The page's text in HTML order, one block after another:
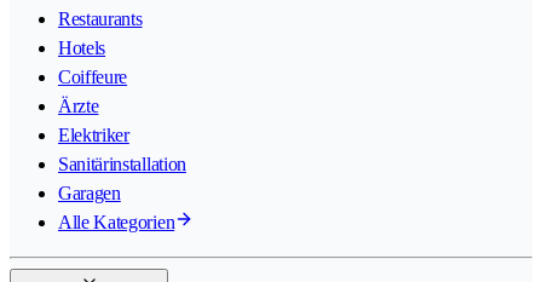
Restaurants
Hotels
Coiffeure
Ärzte
Elektriker
Sanitärinstallation
Garagen
Alle Kategorien